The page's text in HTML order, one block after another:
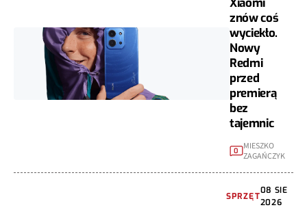
znów coś
wyciekło.
Nowy
Redmi
przed
premierą
bez
tajemnic
0
MIESZKO
ZAGAŃCZYK
SPRZĘT
08 SIE
2026